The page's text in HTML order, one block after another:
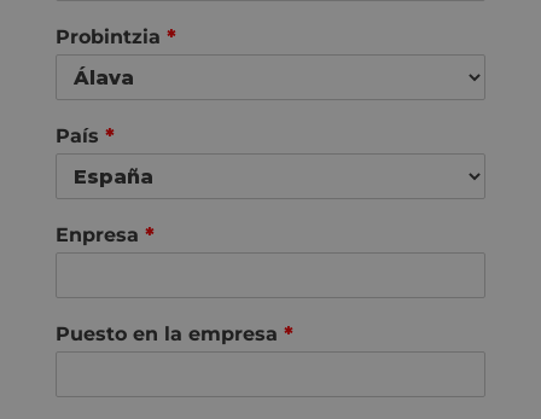
Probintzia *
País *
Enpresa *
Puesto en la empresa *